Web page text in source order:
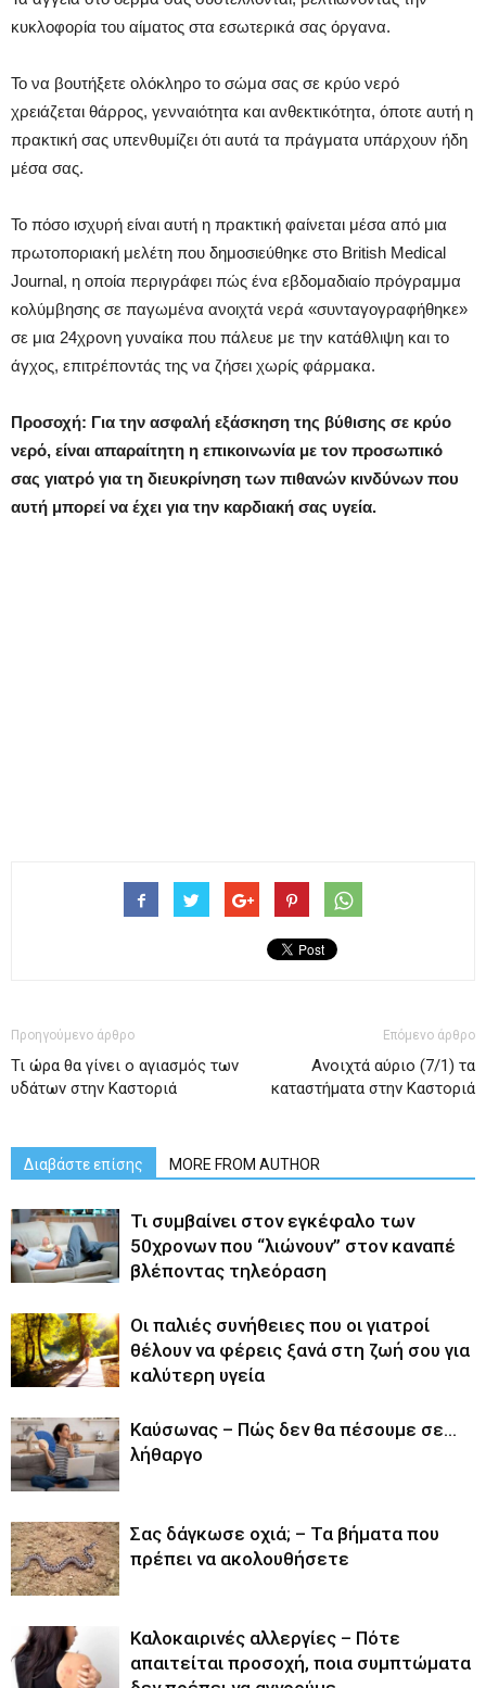
κυκλοφορία του αίματος στα εσωτερικά σας όργανα.
Το να βουτήξετε ολόκληρο το σώμα σας σε κρύο νερό
χρειάζεται θάρρος, γενναιότητα και ανθεκτικότητα, όποτε αυτή η
πρακτική σας υπενθυμίζει ότι αυτά τα πράγματα υπάρχουν ήδη
μέσα σας.
Το πόσο ισχυρή είναι αυτή η πρακτική φαίνεται μέσα από μια
πρωτοποριακή μελέτη που δημοσιεύθηκε στο British Medical
Journal, η οποία περιγράφει πώς ένα εβδομαδιαίο πρόγραμμα
κολύμβησης σε παγωμένα ανοιχτά νερά «συνταγογραφήθηκε»
σε μια 24χρονη γυναίκα που πάλευε με την κατάθλιψη και το
άγχος, επιτρέποντάς της να ζήσει χωρίς φάρμακα.
Προσοχή: Για την ασφαλή εξάσκηση της βύθισης σε κρύο
νερό, είναι απαραίτητη η επικοινωνία με τον προσωπικό
σας γιατρό για τη διευκρίνηση των πιθανών κινδύνων που
αυτή μπορεί να έχει για την καρδιακή σας υγεία.
Προηγούμενο άρθρο
Τι ώρα θα γίνει ο αγιασμός των
υδάτων στην Καστοριά
Επόμενο άρθρο
Ανοιχτά αύριο (7/1) τα
καταστήματα στην Καστοριά
Διαβάστε επίσης MORE FROM AUTHOR
Τι συμβαίνει στον εγκέφαλο των
50χρονων που “λιώνουν” στον καναπέ
βλέποντας τηλεόραση
Οι παλιές συνήθειες που οι γιατροί
θέλουν να φέρεις ξανά στη ζωή σου για
καλύτερη υγεία
Καύσωνας – Πώς δεν θα πέσουμε σε…
λήθαργο
Σας δάγκωσε οχιά; – Τα βήματα που
πρέπει να ακολουθήσετε
Καλοκαιρινές αλλεργίες – Πότε
απαιτείται προσοχή, ποια συμπτώματα